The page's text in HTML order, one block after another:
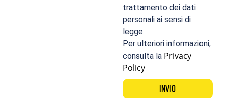
trattamento dei dati
personali ai sensi di
legge.
Per ulteriori informazioni,
consulta la Privacy
Policy
INVIO